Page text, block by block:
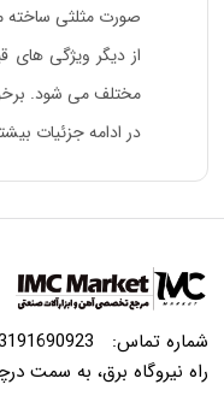
صورت مثلثی ساخته
مختلف می شود.
در ادامه جزئیات
شماره تماس: | 09024002093
راه نیروگاه برق، به سمت